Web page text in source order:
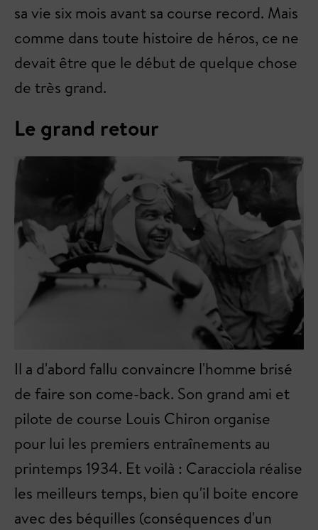
sa vie six mois avant sa course record. Mais
comme dans toute histoire de héros, ce ne
devait être que le début de quelque chose
de très grand.
Le grand retour
Il a d'abord fallu convaincre l'homme brisé
de faire son come-back. Son grand ami et
pilote de course Louis Chiron organise
pour lui les premiers entraînements au
printemps 1934. Et voilà : Caracciola réalise
les meilleurs temps, bien qu'il boite encore
avec des béquilles (conséquences d'un